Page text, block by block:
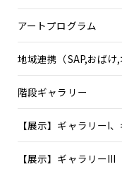
アートプログラム
地域連携（SAP,おばけ,
階段ギャラリー
【展示】ギャラリーI
【展示】ギャラリーIII